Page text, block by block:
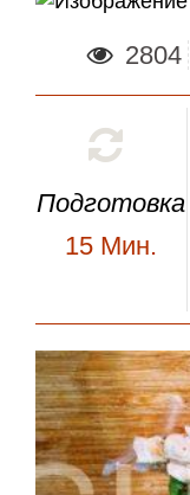
2804
Подготовка
15 Мин.